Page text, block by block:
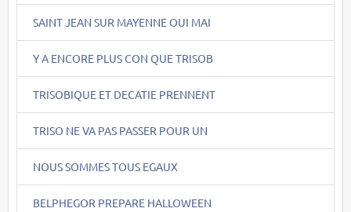
SAINT JEAN SUR MAYENNE OUI MAI
Y A ENCORE PLUS CON QUE TRISOB
TRISOBIQUE ET DECATIE PRENNENT
TRISO NE VA PAS PASSER POUR UN
NOUS SOMMES TOUS EGAUX
BELPHEGOR PREPARE HALLOWEEN